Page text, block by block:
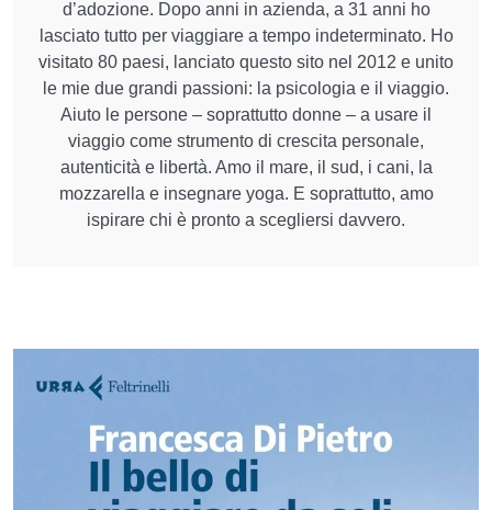
d’adozione. Dopo anni in azienda, a 31 anni ho
lasciato tutto per viaggiare a tempo indeterminato. Ho
visitato 80 paesi, lanciato questo sito nel 2012 e unito
le mie due grandi passioni: la psicologia e il viaggio.
Aiuto le persone – soprattutto donne – a usare il
viaggio come strumento di crescita personale,
autenticità e libertà. Amo il mare, il sud, i cani, la
mozzarella e insegnare yoga. E soprattutto, amo
ispirare chi è pronto a scegliersi davvero.